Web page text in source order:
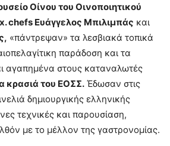
Οίνου του Οινοποιητικού
chefs Ευάγγελος Μπιλιμπάς και
«πάντρεψαν» τα λεσβιακά τοπικά
παράδοση και τα
αγαπημένα στους καταναλωτές
κρασιά του ΕΟΣΣ. Έδωσαν στις
δημιουργικής ελληνικής
τεχνικές και παρουσίαση,
με το μέλλον της γαστρονομίας.